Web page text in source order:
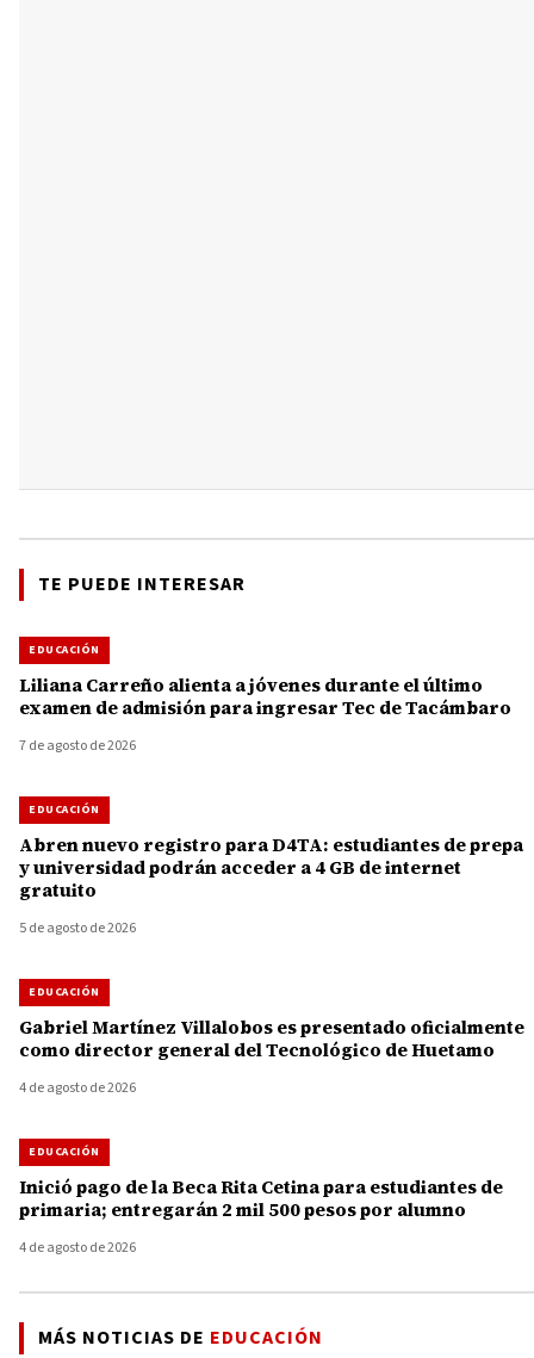
TE PUEDE INTERESAR
EDUCACIÓN
Liliana Carreño alienta a jóvenes durante el último
examen de admisión para ingresar Tec de Tacámbaro
7 de agosto de 2026
EDUCACIÓN
Abren nuevo registro para D4TA: estudiantes de prepa
y universidad podrán acceder a 4 GB de internet
gratuito
5 de agosto de 2026
EDUCACIÓN
Gabriel Martínez Villalobos es presentado oficialmente
como director general del Tecnológico de Huetamo
4 de agosto de 2026
EDUCACIÓN
Inició pago de la Beca Rita Cetina para estudiantes de
primaria; entregarán 2 mil 500 pesos por alumno
4 de agosto de 2026
MÁS NOTICIAS DE EDUCACIÓN